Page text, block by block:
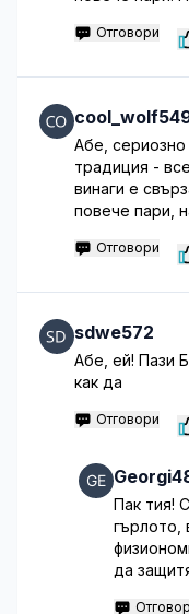
Отговори
Абе, сериозно
традиция -
винаги е
повече пари,
Отговори
sdwe572
Абе, ей! Пази
как да
Отговори
Пак тия!
гърлото,
да